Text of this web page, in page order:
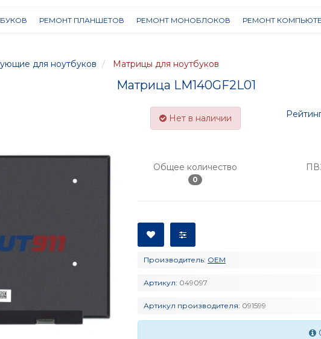
РЕМОНТ ПЛАНШЕТОВ РЕМОНТ МОНОБЛОКОВ РЕМОНТ
для ноутбуков Матрицы для ноутбуков
Матрица LM140GF2L01
Нет в наличии
Общее количество
0
Производитель: OEM
Артикул: 049097
Артикул производителя: 091599